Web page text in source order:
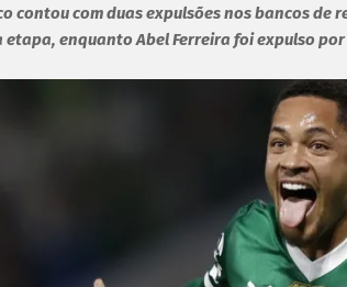
contou com duas expulsões nos bancos de
etapa, enquanto Abel Ferreira foi expulso